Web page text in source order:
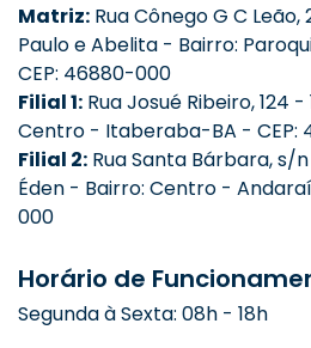
Matriz: Rua Cônego G C Leão,
Paulo e Abelita - Bairro:
CEP: 46880-000
Filial 1: Rua Josué Ribeiro, 124
Centro - Itaberaba-BA - CEP:
Filial 2: Rua Santa Bárbara, s/
Éden - Bairro: Centro -
000
Horário de
Segunda à Sexta: 08h - 18h